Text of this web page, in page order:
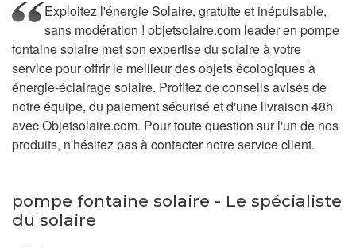
Exploitez l'énergie Solaire, gratuite et inépuisable,
sans modération ! objetsolaire.com leader en pompe
fontaine solaire met son expertise du solaire à votre
service pour offrir le meilleur des objets écologiques à
énergie-éclairage solaire. Profitez de conseils avisés de
notre équipe, du paiement sécurisé et d'une livraison 48h
avec Objetsolaire.com. Pour toute question sur l'un de nos
produits, n'hésitez pas à contacter notre service client.
pompe fontaine solaire - Le spécialiste
du solaire